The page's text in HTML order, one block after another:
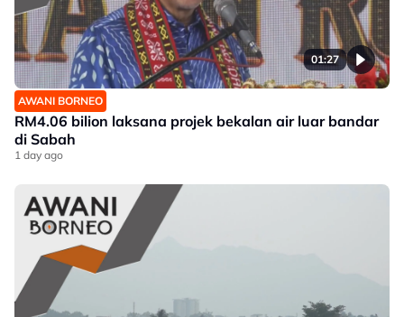
01:27
AWANI BORNEO
RM4.06 bilion laksana projek bekalan air luar bandar
di Sabah
1 day ago